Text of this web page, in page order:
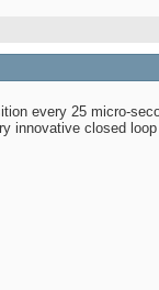
every 25 micro-
innovative closed